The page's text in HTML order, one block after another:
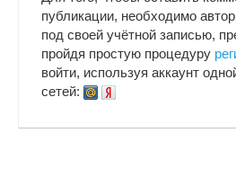
публикации, необходимо
под своей учётной записью,
пройдя простую процедуру
войти, используя аккаунт
сетей: